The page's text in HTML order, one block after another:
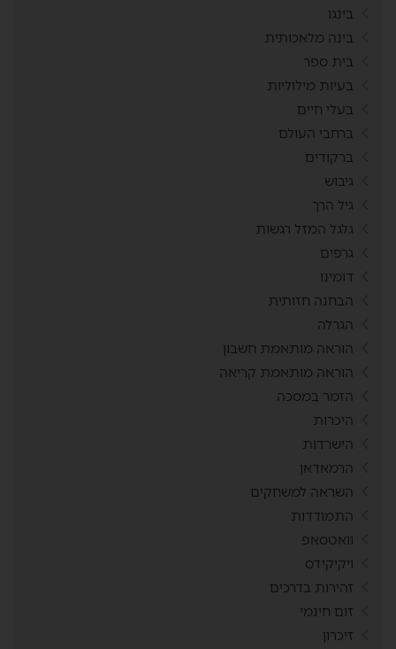
בינגו
בינה מלאכותית
בית ספר
בעיות מילוליות
בעלי חיים
ברחבי העולם
ברקודים
גיבוש
גיל הרך
גלגל המזל רגשות
גרפים
דומינו
הבחנה חזותית
הגרלה
הוראה מותאמת חשבון
הוראה מותאמת קריאה
הזמר במסכה
היכרות
הישרדות
הרמאדאן
השראה למשחקים
התמודדות
וואטסאפ
ויקיקידס
זהירות בדרכים
זום חינמי
זיכרון